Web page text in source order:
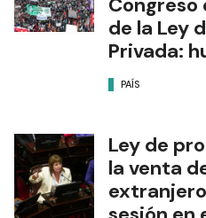
de la Ley
Privada:
PAÍS
Ley de
la venta